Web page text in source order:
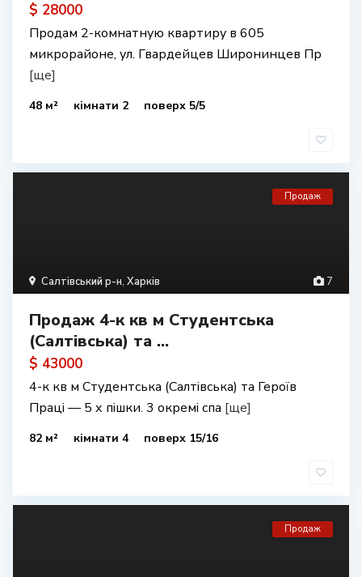
$ 28000
Продам 2-комнатную квартиру в 605
микрорайоне, ул. Гвардейцев Широнинцев Пр
[ще]
48 м² кімнати 2 поверх 5/5
7
Салтівський р-н, Харків
Продаж
Продаж 4-к кв м Студентська
(Салтівська) та ...
$ 43000
4-к кв м Студентська (Салтівська) та Героїв
Праці — 5 х пішки. 3 окремі спа [ще]
82 м² кімнати 4 поверх 15/16
Продаж